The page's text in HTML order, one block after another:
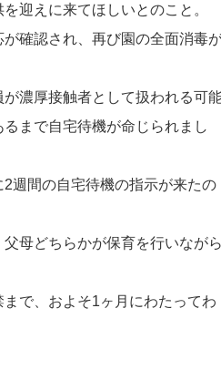
迎えに来てほしいとのこと。
確認され、再び園の全面消毒
濃厚接触者として扱われる可
まで自宅待機が命じられまし
週間の自宅待機の指示が来たの
母どちらかが保育を行いながら
で、およそ1ヶ月にわたってわ